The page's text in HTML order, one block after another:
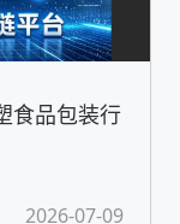
食品包装行
2026-07-09